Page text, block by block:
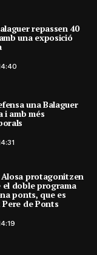
repassen 40
una exposició
una Balaguer
i amb més
Alosa protagonitzen
el doble programa
ponts, que es
de Ponts